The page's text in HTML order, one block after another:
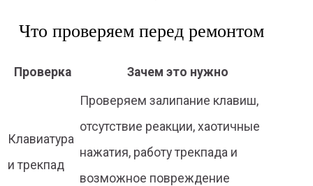
Что проверяем перед ремонтом
Проверка Зачем это нужно
Клавиатура
и трекпад
Проверяем залипание клавиш,
отсутствие реакции, хаотичные
нажатия, работу трекпада и
возможное повреждение